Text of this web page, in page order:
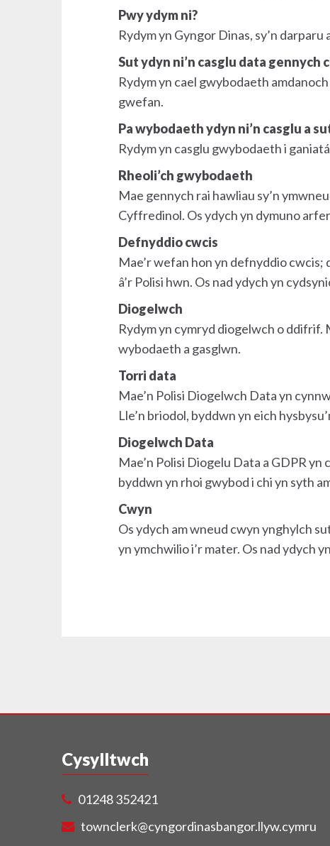
Pwy ydym ni?
Rydym yn Gyngor Dinas, sy’n
Sut ydyn ni’n casglu data gennych
Rydym yn cael gwybodaeth
gwefan.
Pa wybodaeth ydyn ni’n casglu a
Rydym yn casglu gwybodaeth i
Rheoli’ch gwybodaeth
Mae gennych rai hawliau sy’n
Cyffredinol. Os ydych yn dymuno
Defnyddio cwcis
Mae’r wefan hon yn defnyddio
â’r Polisi hwn. Os nad ydych yn
Diogelwch
Rydym yn cymryd diogelwch o ddifrif.
wybodaeth a gasglwn.
Torri data
Mae’n Polisi Diogelwch Data yn
Lle’n briodol, byddwn yn eich
Diogelwch Data
Mae’n Polisi Diogelu Data a GDPR
byddwn yn rhoi gwybod i chi yn syth
Cwyn
Os ydych am wneud cwyn ynghylch
yn ymchwilio i’r mater. Os nad ydych
Cysylltwch
01248 352421
townclerk@cyngordinasbangor.llyw.cymru